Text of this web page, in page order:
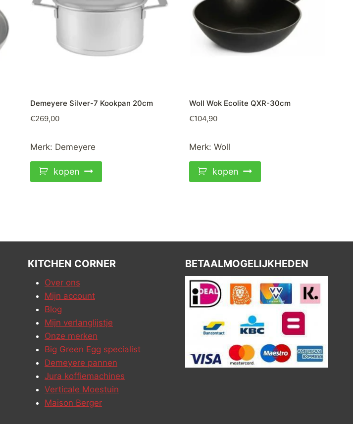
Demeyere Silver-7 Kookpan 20cm
€269,00
Merk: Demeyere
kopen
Woll Wok Ecolite QXR-30cm
€104,90
Merk: Woll
kopen
KITCHEN CORNER
Over ons
Mijn account
Blog
Mijn verlanglijstje
Onze merken
Big Green Egg specialist
Demeyere pannen
Jura koffiemachines
Verticale Moestuin
Maison Berger
BETAALMOGELIJKHEDEN